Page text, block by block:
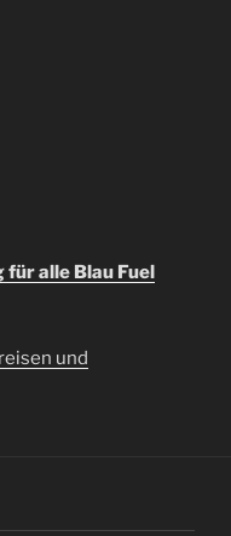
alle Blau Fuel
und